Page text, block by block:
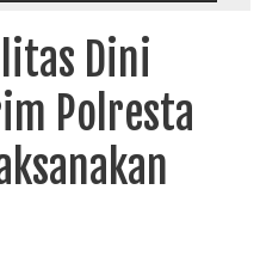
Dini
Polresta